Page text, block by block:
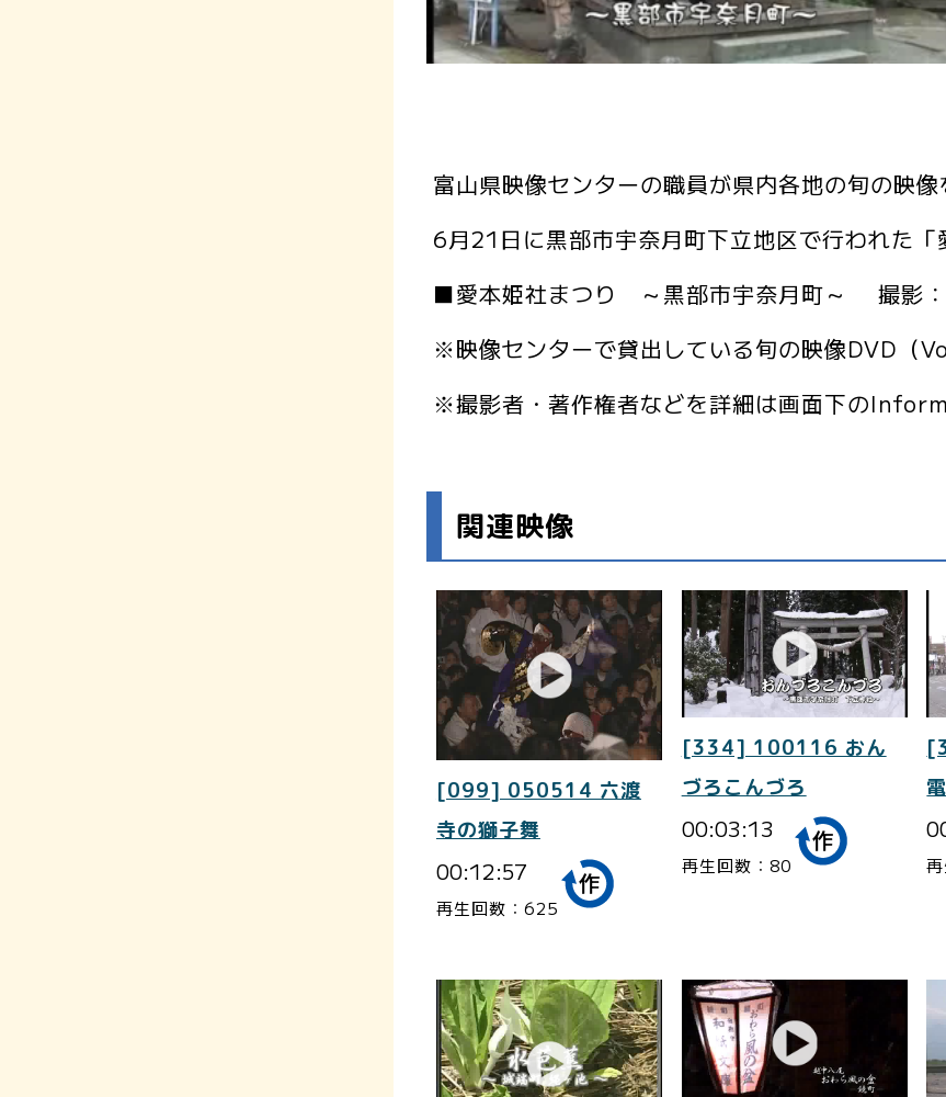
富山県映像センターの職員が県内各地の旬の映像
6月21日に黒部市宇奈月町下立地区で行われた「
■愛本姫社まつり ～黒部市宇奈月町～ 撮影：
※映像センターで貸出している旬の映像DVD（
※撮影者・著作権者などを詳細は画面下の
関連映像
[099] 050514 六渡
寺の獅子舞
00:12:57
再生回数：625
[334] 100116 おん
づろこんづろ
00:03:13
再生回数：80